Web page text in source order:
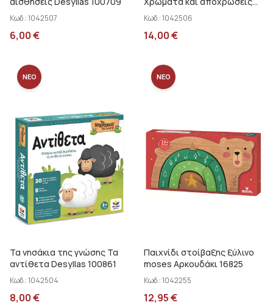
Κωδ.:1042507
6,00€
Desyllas 100878
Κωδ.:1042506
14,00€
ΝΕΟ
Τα νησάκια της γνώσης Τα
αντίθετα Desyllas 100861
Κωδ.:1042504
8,00€
ΝΕΟ
Παιχνίδι στοίβαξης ξύλινο
moses Αρκουδάκι 16825
Κωδ.:1042255
12,95€